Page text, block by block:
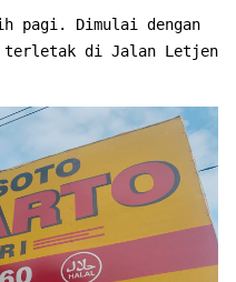
pagi. Dimulai dengan
terletak di Jalan Letjen